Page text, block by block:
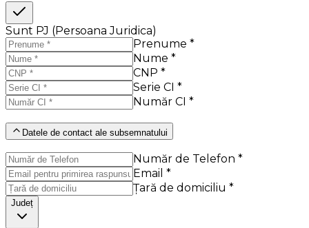
Sunt PJ (Persoana Juridica)
Prenume *
Nume *
CNP *
Serie CI *
Număr CI *
Datele de contact ale subsemnatului
Număr de Telefon *
Email *
Țară de domiciliu *
Județ